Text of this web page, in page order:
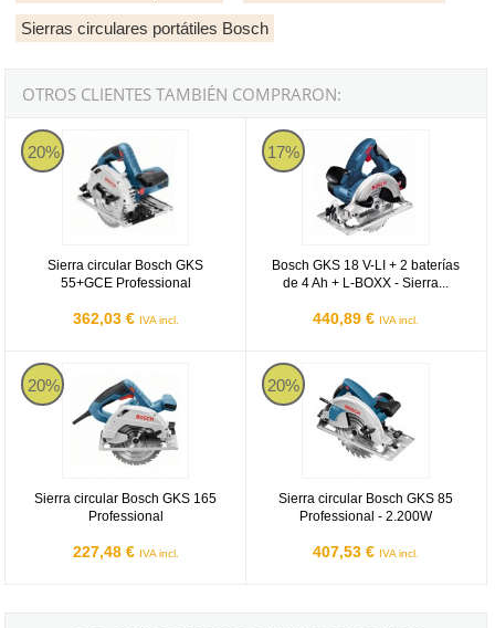
Sierras circulares portátiles Bosch
OTROS CLIENTES TAMBIÉN COMPRARON:
20%
Sierra circular Bosch GKS
55+GCE Professional
362,03 € IVA incl.
Sierra circular Bosch GKS 55+GCE Professional
17%
Bosch GKS 18 V-LI + 2 baterías
de 4 Ah + L-BOXX - Sierra...
440,89 € IVA incl.
Bosch GKS 18 V-LI + 2 baterías
20%
Sierra circular Bosch GKS 165
Professional
227,48 € IVA incl.
Sierra circular Bosch GKS 165 Professional
20%
Sierra circular Bosch GKS 85
Professional - 2.200W
407,53 € IVA incl.
Sierra circular Bosch GKS 85